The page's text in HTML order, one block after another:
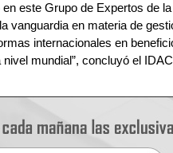
este Grupo de Expertos de
vanguardia en materia de
internacionales en
mundial”, concluyó el